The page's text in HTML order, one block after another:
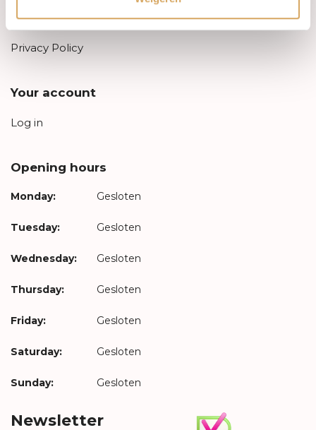
Leveringsvoorwaarden
Privacy Policy
Your account
Log in
Opening hours
Monday: Gesloten
Tuesday: Gesloten
Wednesday: Gesloten
Thursday: Gesloten
Friday: Gesloten
Saturday: Gesloten
Sunday: Gesloten
Newsletter